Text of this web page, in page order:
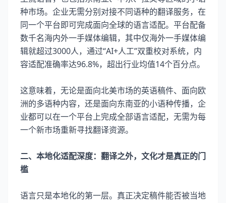
种市场。企业无需分别对接不同语种的翻译服务，在
同一个平台即可完成面向全球的语言适配。平台配备
数千名海内外一手媒体编辑，其中仅海外一手媒体编
辑就超过3000人，通过“AI+人工”双重校对系统，内
容适配准确率达96.8%，超出行业均值14个百分点。
这意味着，无论是面向北美市场的英语稿件、面向欧
洲的多语种内容，还是面向东南亚的小语种传播，企
业都可以在一个平台上完成全部语言适配，无需为每
一个新市场重新寻找翻译资源。
二、本地化适配深度：翻译之外，文化才是真正的门
槛
语言只是本地化的第一层。真正决定稿件能否被当地